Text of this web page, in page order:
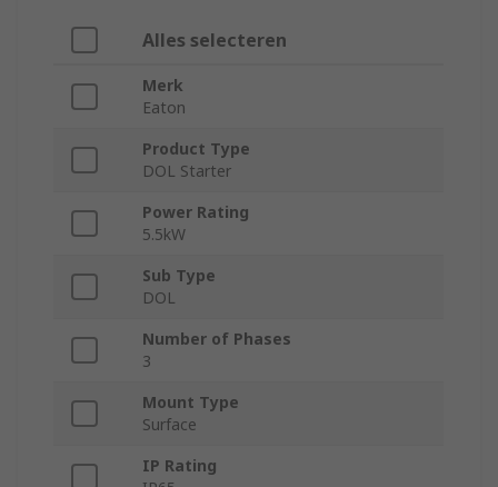
Alles selecteren
Merk
Eaton
Product Type
DOL Starter
Power Rating
5.5kW
Sub Type
DOL
Number of Phases
3
Mount Type
Surface
IP Rating